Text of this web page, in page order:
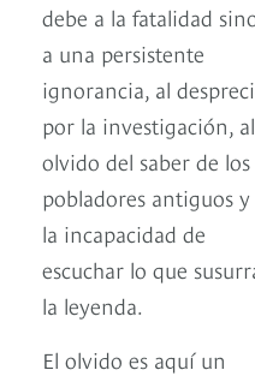
debe a la fatalidad
a una persistente
ignorancia, al
por la investigación, al
olvido del saber de los
pobladores antiguos y
la incapacidad de
escuchar lo que
la leyenda.
El olvido es aquí un